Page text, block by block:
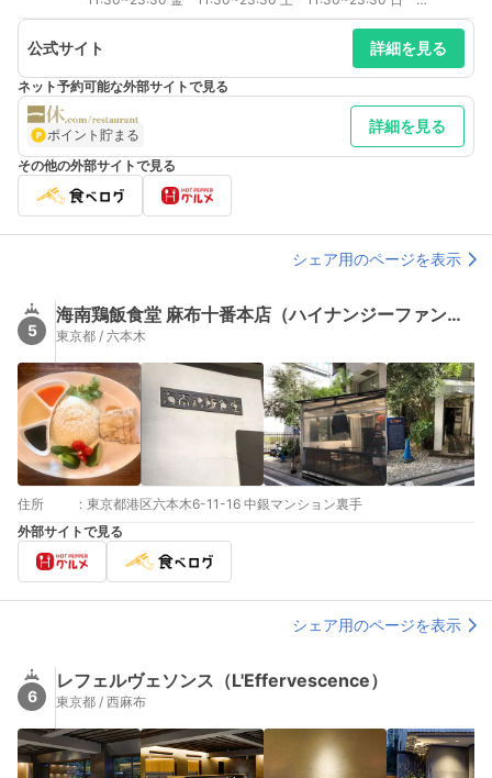
11:30~23:30 11：30～23：30（22：30 L.O.）日曜営業
公式サイト 詳細を見る
ネット予約可能な外部サイトで見る
ポイント貯まる 詳細を見る
その他の外部サイトで見る
シェア用のページを表示
5
海南鶏飯食堂 麻布十番本店（ハイナンジーファンショクドウ）
東京都 / 六本木
住所 : 東京都港区六本木6-11-16 中銀マンション裏手
外部サイトで見る
シェア用のページを表示
6
レフェルヴェソンス（L'Effervescence）
東京都 / 西麻布